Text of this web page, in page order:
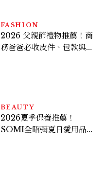
FASHION
2026 父親節禮物推薦！商
務爸爸必收皮件、包款與鞋
BEAUTY
2026夏季保養推薦！
SOMI全昭彌夏日愛用品公